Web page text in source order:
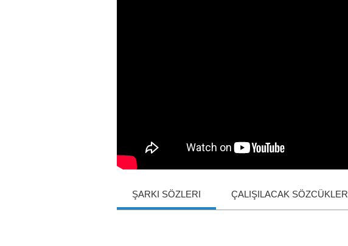
ŞARKI SÖZLERI ÇALIŞILACAK SÖZCÜKLER